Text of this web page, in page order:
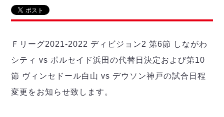
試合日程
戦績表
警告・退場・出場停止選手
個人ランキング｜ゴール
個人ランキング｜シュート
個人ランキング｜シュート成功率
名古屋オーシャンズ
シュライカー大阪
バサジィ大分
メットライフ生命Ｆ２リーグ
日本フットサルリーグについて
リーグ要項
クラブライセンス関連
過去の試合記録
ディビジョン1 試合記録
ディビジョン2 試合記録
Ｆリーグカップ 試合記録
リーグ統計データ
ABeam AWARD
DIVISION 01
Ｆリーグ2021-2022 ディビジョン2 第6節 しながわ
シティ vs ポルセイド浜田の代替日決定および第10
節 ヴィンセドール白山 vs デウソン神戸の試合日程
変更をお知らせ致します。